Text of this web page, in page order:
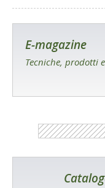
E-magazine
Tecniche, prodotti